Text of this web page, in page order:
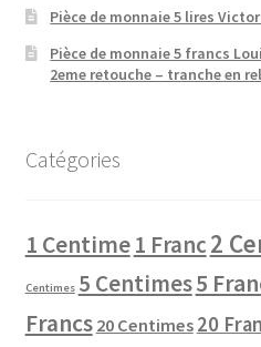
Pièce de monnaie 5 lires
Pièce de monnaie 5 francs
2eme retouche – tranche en
Catégories
1 Centime1 Franc2
Centimes 5 Centimes5
Francs 20 Centimes 20